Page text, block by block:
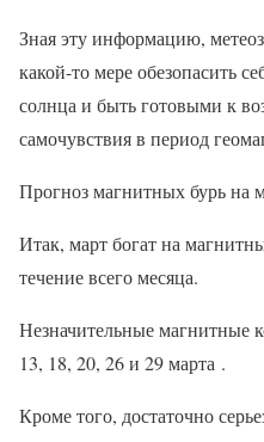
Зная эту информацию,
какой-то мере обезопасить
солнца и быть готовыми к
самочувствия в период
Прогноз магнитных бурь на
Итак, март богат на
течение всего месяца.
Незначительные магнитные
13, 18, 20, 26 и 29 марта .
Кроме того, достаточно